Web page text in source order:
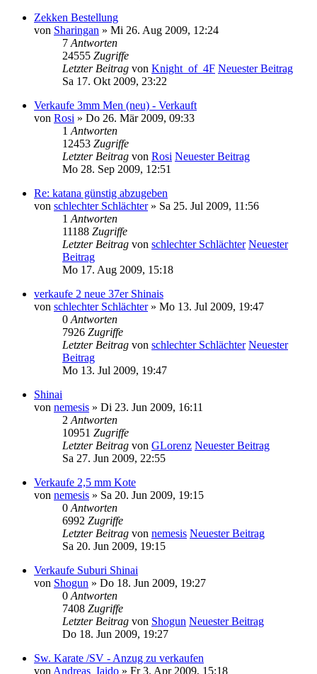
Zekken Bestellung
von Sharingan » Mi 26. Aug 2009, 12:24
7 Antworten
24555 Zugriffe
Letzter Beitrag von Knight_of_4F Neuester Beitrag
Sa 17. Okt 2009, 23:22
Verkaufe 3mm Men (neu) - Verkauft
von Rosi » Do 26. Mär 2009, 09:33
1 Antworten
12453 Zugriffe
Letzter Beitrag von Rosi Neuester Beitrag
Mo 28. Sep 2009, 12:51
Re: katana günstig abzugeben
von schlechter Schlächter» Sa 25. Jul 2009, 11:56
1 Antworten
11188 Zugriffe
Letzter Beitrag von schlechter Schlächter Neuester
Beitrag
Mo 17. Aug 2009, 15:18
verkaufe 2 neue 37er Shinais
von schlechter Schlächter» Mo 13. Jul 2009, 19:47
0 Antworten
7926 Zugriffe
Letzter Beitrag von schlechter Schlächter Neuester
Beitrag
Mo 13. Jul 2009, 19:47
Shinai
von nemesis » Di 23. Jun 2009, 16:11
2 Antworten
10951 Zugriffe
Letzter Beitrag von GLorenz Neuester Beitrag
Sa 27. Jun 2009, 22:55
Verkaufe 2,5 mm Kote
von nemesis » Sa 20. Jun 2009, 19:15
0 Antworten
6992 Zugriffe
Letzter Beitrag von nemesis Neuester Beitrag
Sa 20. Jun 2009, 19:15
Verkaufe Suburi Shinai
von Shogun » Do 18. Jun 2009, 19:27
0 Antworten
7408 Zugriffe
Letzter Beitrag von Shogun Neuester Beitrag
Do 18. Jun 2009, 19:27
Sw. Karate /SV - Anzug zu verkaufen
von Andreas_Iaido » Fr 3. Apr 2009, 15:18